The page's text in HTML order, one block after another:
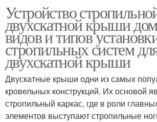
Устройство
двухскатной крыши
видов и типов
стропильных систем
двухскатной крыши
Двускатные крыши одни из самых
кровельных конструкций. Их основой
стропильный каркас, где в роли
элементов выступают стропильные